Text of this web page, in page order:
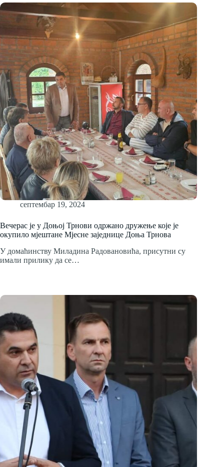
септембар 19, 2024
Вечерас је у Доњој Трнови одржано дружење које је
окупило мјештане Мјесне заједнице Доња Трнова
У домаћинству Миладина Радовановића, присутни су
имали прилику да се…